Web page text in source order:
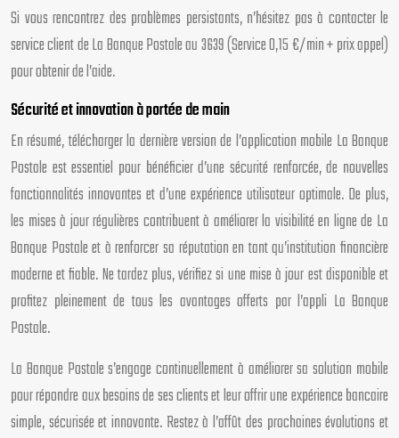
Si vous rencontrez des problèmes persistants, n’hésitez pas à contacter le
service client de La Banque Postale au 3639 (Service 0,15 €/min + prix appel)
pour obtenir de l’aide.
Sécurité et innovation à portée de main
En résumé, télécharger la dernière version de l’application mobile La Banque
Postale est essentiel pour bénéficier d’une sécurité renforcée, de nouvelles
fonctionnalités innovantes et d’une expérience utilisateur optimale. De plus,
les mises à jour régulières contribuent à améliorer la visibilité en ligne de La
Banque Postale et à renforcer sa réputation en tant qu’institution financière
moderne et fiable. Ne tardez plus, vérifiez si une mise à jour est disponible et
profitez pleinement de tous les avantages offerts par l’appli La Banque
Postale.
La Banque Postale s’engage continuellement à améliorer sa solution mobile
pour répondre aux besoins de ses clients et leur offrir une expérience bancaire
simple, sécurisée et innovante. Restez à l’affût des prochaines évolutions et